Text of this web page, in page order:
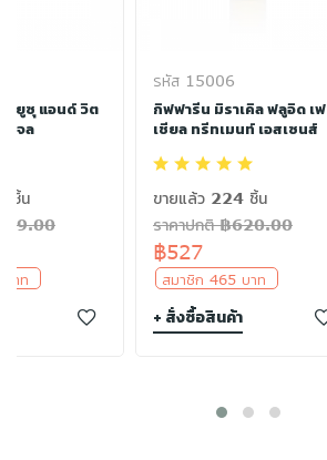
ยูซุ แอนด์ วิต
เจล
ชิ้น
าท
รหัส 15006
กิฟฟารีน มิราเคิล ฟลูอิด เฟ
เชียล ทรีทเมนท์ เอสเซนส์
ขายแล้ว 224 ชิ้น
ราคาปกติ ฿620.00
฿527
สมาชิก 465 บาท
+ สั่งซื้อสินค้า